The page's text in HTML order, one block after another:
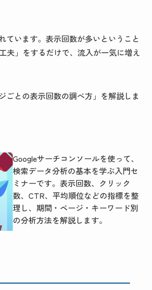
ています。表示回数が多いということ
夫」をするだけで、流入が一気に増え
ごとの表示回数の調べ方」を解説しま
Googleサーチコンソールを使って、
検索データ分析の基本を学ぶ入門セ
ミナーです。表示回数、クリック
数、CTR、平均順位などの指標を整
理し、期間・ページ・キーワード別
の分析方法を解説します。